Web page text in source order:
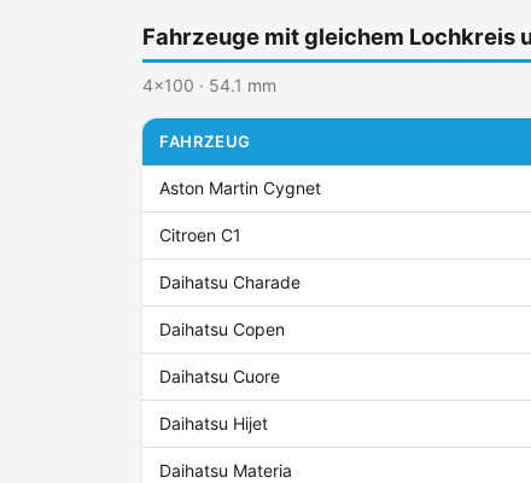
Fahrzeuge mit gleichem Lochkreis
4x100 · 54.1 mm
FAHRZEUG
Aston Martin Cygnet
Citroen C1
Daihatsu Charade
Daihatsu Copen
Daihatsu Cuore
Daihatsu Hijet
Daihatsu Materia